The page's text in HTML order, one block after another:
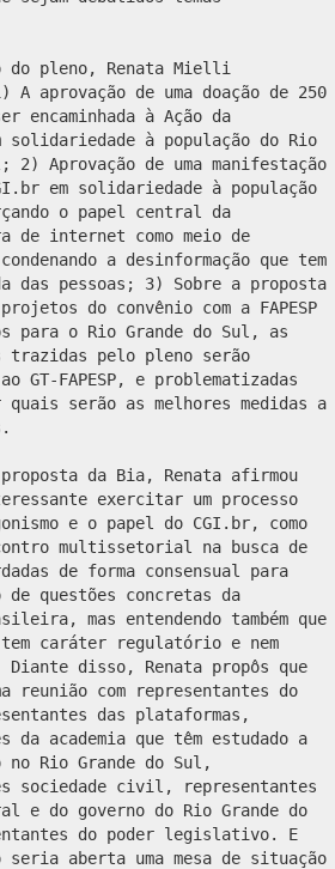
do pleno, Renata Mielli
A aprovação de uma doação de 250
encaminhada à Ação da
solidariedade à população do Rio
2) Aprovação de uma manifestação
em solidariedade à população
o papel central da
de internet como meio de
a desinformação que tem
das pessoas; 3) Sobre a proposta
do convênio com a FAPESP
para o Rio Grande do Sul, as
trazidas pelo pleno serão
GT-FAPESP, e problematizadas
quais serão as melhores medidas a
da Bia, Renata afirmou
exercitar um processo
e o papel do CGI.br, como
multissetorial na busca de
de forma consensual para
de questões concretas da
mas entendendo também que
caráter regulatório e nem
disso, Renata propôs que
reunião com representantes do
das plataformas,
da academia que têm estudado a
no Rio Grande do Sul,
sociedade civil, representantes
e do governo do Rio Grande do
do poder legislativo. E
seria aberta uma mesa de situação